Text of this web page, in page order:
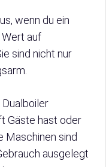
wenn du ein
auf
sind nicht nur
Gäste hast oder
Maschinen sind
ausgelegt